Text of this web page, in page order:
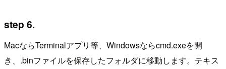
step 6.
MacならTerminalアプリ等、Windowsならcmd.exeを開
き、.binファイルを保存したフォルダに移動します。テキス